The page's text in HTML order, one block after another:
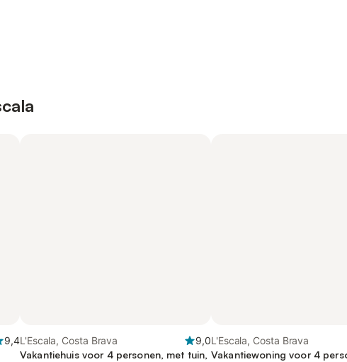
9,4L'Escala, Costa Brava
9,0
Vakantiehuis voor 4 personen, met tuin,
L'Escala, Costa Brava
Vakantiewoning voor 4